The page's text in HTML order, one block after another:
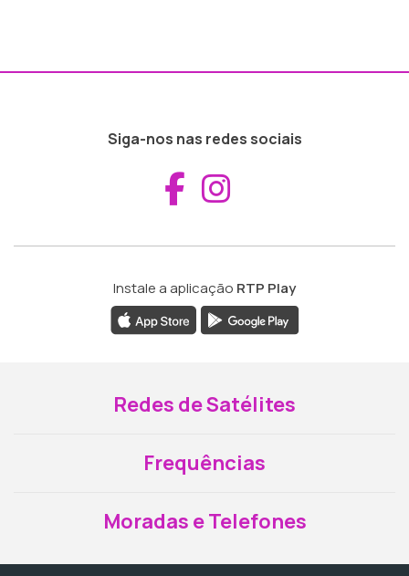
Siga-nos nas redes sociais
Aceder ao
Instale a aplicação RTP Play
Redes de Satélites
Frequências
Moradas e Telefones